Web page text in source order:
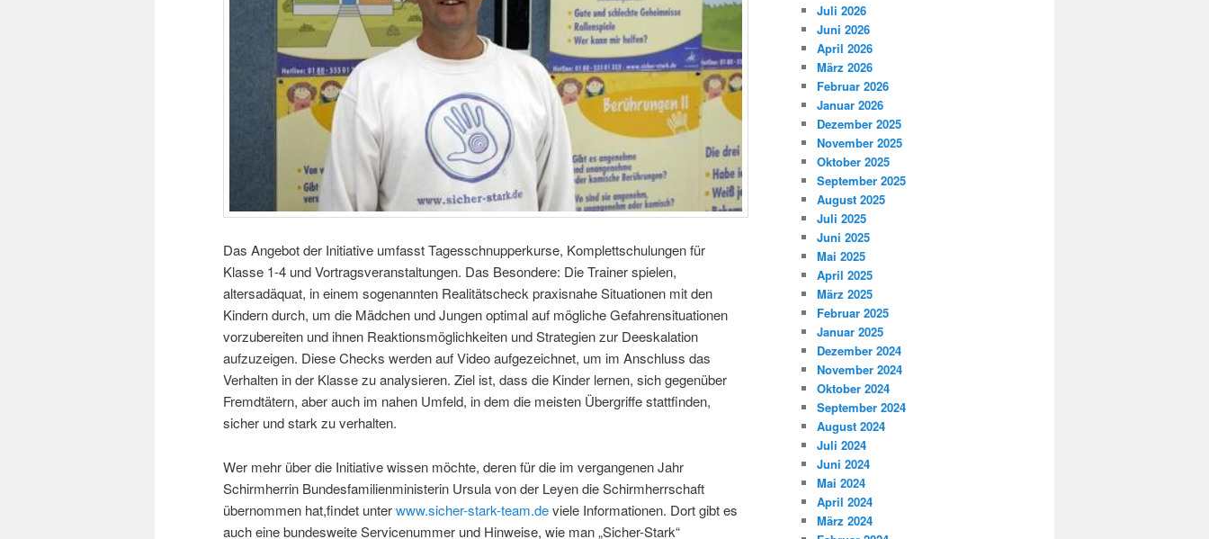
Das Angebot der Initiative umfasst Tagesschnupperkurse, Komplettschulungen für
Klasse 1-4 und Vortragsveranstaltungen. Das Besondere: Die Trainer spielen,
altersadäquat, in einem sogenannten Realitätscheck praxisnahe Situationen mit den
Kindern durch, um die Mädchen und Jungen optimal auf mögliche Gefahrensituationen
vorzubereiten und ihnen Reaktionsmöglichkeiten und Strategien zur Deeskalation
aufzuzeigen. Diese Checks werden auf Video aufgezeichnet, um im Anschluss das
Verhalten in der Klasse zu analysieren. Ziel ist, dass die Kinder lernen, sich gegenüber
Fremdtätern, aber auch im nahen Umfeld, in dem die meisten Übergriffe stattfinden,
sicher und stark zu verhalten.
Wer mehr über die Initiative wissen möchte, deren für die im vergangenen Jahr
Schirmherrin Bundesfamilienministerin Ursula von der Leyen die Schirmherrschaft
übernommen hat,findet unterwww.sicher-stark-team.deviele Informationen. Dort gibt es
auch eine bundesweite Servicenummer und Hinweise, wie man „Sicher-Stark“
Juli 2026
Juni 2026
April 2026
März 2026
Februar 2026
Januar 2026
Dezember 2025
November 2025
Oktober 2025
September 2025
August 2025
Juli 2025
Juni 2025
Mai 2025
April 2025
März 2025
Februar 2025
Januar 2025
Dezember 2024
November 2024
Oktober 2024
September 2024
August 2024
Juli 2024
Juni 2024
Mai 2024
April 2024
März 2024